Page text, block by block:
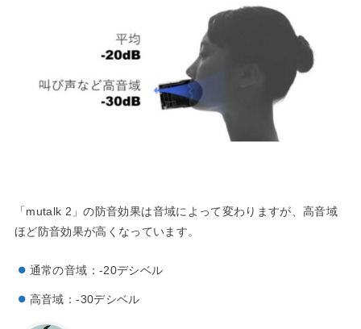
「mutalk 2」の防音効果は音域によって変わりますが、高音域
ほど防音効果が高くなっています。
通常の音域：-20デシベル
高音域：-30デシベル